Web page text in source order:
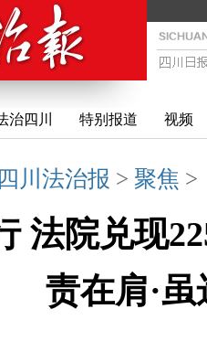
治四川 特别报道 视频
四川法治报 > 聚焦
法院兑现
责在肩·